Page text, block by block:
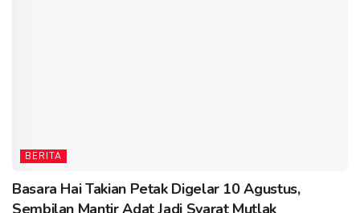
BERITA
Basara Hai Takian Petak Digelar 10 Agustus,
Sembilan Mantir Adat Jadi Syarat Mutlak